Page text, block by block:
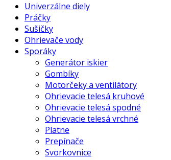
Univerzálne diely
Práčky
Sušičky
Ohrievače vody
Sporáky
Generátor iskier
Gombíky
Motorčeky a ventilátory
Ohrievacie telesá kruhové
Ohrievacie telesá spodné
Ohrievacie telesá vrchné
Platne
Prepínače
Svorkovnice